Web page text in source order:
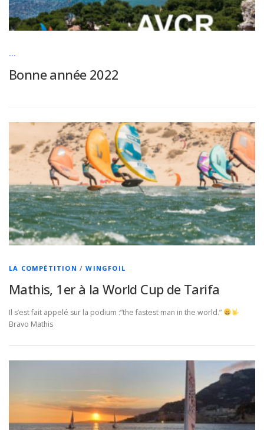
...
Bonne année 2022
LA COMPÉTITION /WINGFOIL
Mathis, 1er à la World Cup de Tarifa
Il s’est fait appelé sur la podium :”the fastest man in the world.”
Bravo Mathis